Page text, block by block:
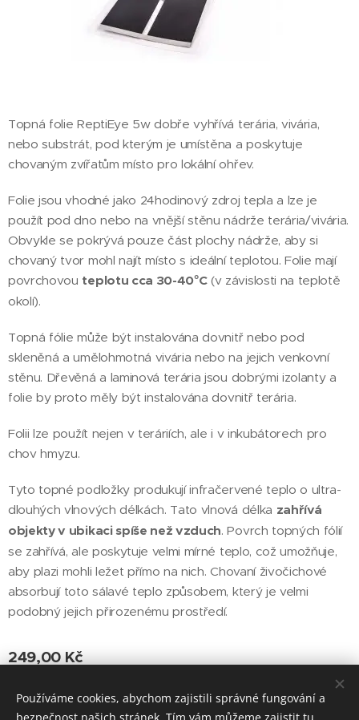
Topná folie ReptiEye 5w dobře vyhřívá terária, vivária,
nebo substrát, pod kterým je umístěna a poskytuje
chovaným zvířatům místo pro lokální ohřev.
Folie jsou vhodné jako 24hodinový zdroj tepla a lze je
použít pod dno nebo na vnější stěnu nádrže terária/vivária.
Obvykle se pokrývá pouze část plochy nádrže, aby si
chovaný tvor mohl najít místo s ideální teplotou. Folie mají
povrchovou teplotu cca 30-40°C(v závislosti na teplotě
okolí).
Topná fólie může být instalována dovnitř nebo pod
skleněná a umělohmotná vivária nebo na jejich venkovní
stěnu. Dřevěná a laminová terária jsou dobrými izolanty a
folie by proto měly být instalována dovnitř terária.
Folii lze použít nejen v teráriích, ale i v inkubátorech pro
chov hmyzu.
Tyto topné podložky produkují infračervené teplo o ultra-
dlouhých vlnových délkách. Tato vlnová délka zahřívá
objekty v ubikaci spíše než vzduch. Povrch topných fólií
se zahřívá, ale poskytuje velmi mírné teplo, což umožňuje,
aby plazi mohli ležet přímo na nich. Chovaní živočichové
absorbují toto sálavé teplo způsobem, který je velmi
podobný jejich přirozenému prostředí.
249,00Kč
Používáme cookies, abychom zajistili správné fungování a